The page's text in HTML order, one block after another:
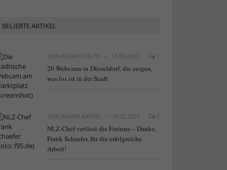
BELIEBTE ARTIKEL
VON REDAKTION TD 17.09.2020 1
20 Webcams in Düsseldorf, die zeigen,
was los ist in der Stadt
VON RAINER BARTEL 10.12.2022 5
NLZ-Chef verlässt die Fortuna – Danke,
Frank Schaefer, für die erfolgreiche
Arbeit!